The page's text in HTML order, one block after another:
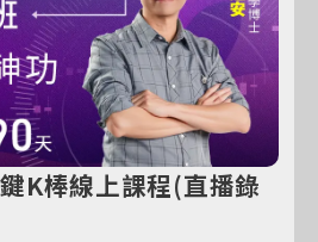
K棒線上課程(直播錄